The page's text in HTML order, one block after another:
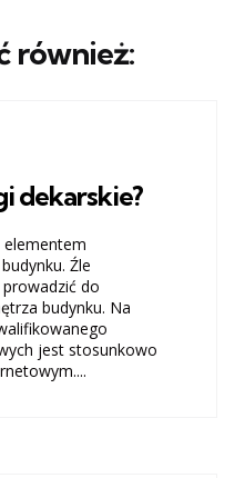
również:
dekarskie?
Źle
do
budynku. Na
jest stosunkowo